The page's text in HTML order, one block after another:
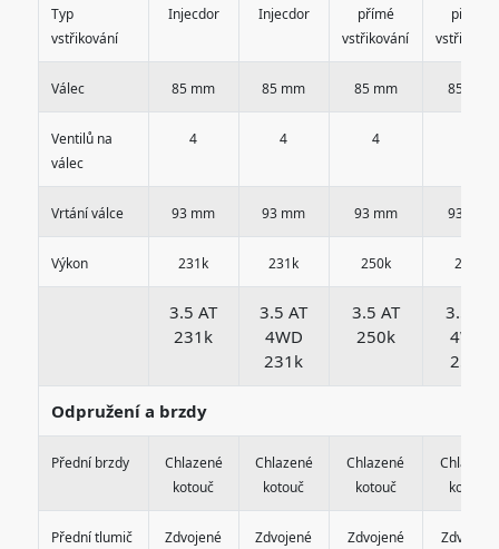
Typ
vstřikování
Injecdor Injecdor
přímé
vstřikování
přímé
Válec 85 mm 85 mm 85 mm 85 mm
Ventilů na
válec
4 4 4
Vrtání válce 93 mm 93 mm 93 mm 93 mm
Výkon 231k 231k 250k 250k
3.5 AT
231k
3.5 AT
4WD
231k
3.5 AT
250k
3.5 AT
4WD
250k
Odpružení a brzdy
Přední brzdy
Chlazené
kotouč
Chlazené
kotouč
Chlazené
kotouč
Chlazené
kotouč
Přední tlumič
Zdvojené
Zdvojené
Zdvojené
Zdvojené